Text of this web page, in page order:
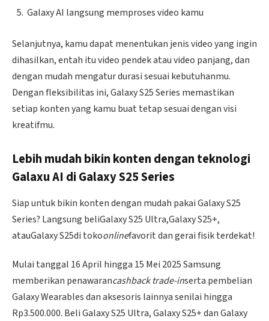
Galaxy AI langsung memproses video kamu
Selanjutnya, kamu dapat menentukan jenis video yang ingin
dihasilkan, entah itu video pendek atau video panjang, dan
dengan mudah mengatur durasi sesuai kebutuhanmu.
Dengan fleksibilitas ini, Galaxy S25 Series memastikan
setiap konten yang kamu buat tetap sesuai dengan visi
kreatifmu.
Lebih mudah bikin konten dengan teknologi
Galaxu AI di Galaxy S25 Series
Siap untuk bikin konten dengan mudah pakai Galaxy S25
Series? Langsung beliGalaxy S25 Ultra,Galaxy S25+,
atauGalaxy S25di tokoonlinefavorit dan gerai fisik terdekat!
Mulai tanggal 16 April hingga 15 Mei 2025 Samsung
memberikan penawarancashback trade-inserta pembelian
Galaxy Wearables dan aksesoris lainnya senilai hingga
Rp3.500.000. Beli Galaxy S25 Ultra, Galaxy S25+ dan Galaxy